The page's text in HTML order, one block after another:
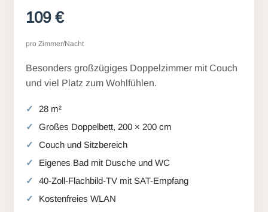
109 €
pro Zimmer/Nacht
Besonders großzügiges Doppelzimmer mit Couch
und viel Platz zum Wohlfühlen.
28 m²
Großes Doppelbett, 200 × 200 cm
Couch und Sitzbereich
Eigenes Bad mit Dusche und WC
40-Zoll-Flachbild-TV mit SAT-Empfang
Kostenfreies WLAN